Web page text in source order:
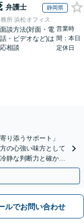
弁護士 静岡県
所 浜松オフィス
面談方法(対面・電
話・ビデオなど)は
応相談
営業時
間：本日
定休日
り添うサポート」
の心強い味方として
静な判断力と確かな
間相談可】
ルでお問い合わせ